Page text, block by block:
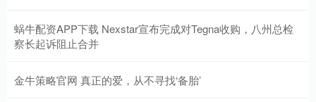
蜗牛配资APP下载 Nexstar宣布完成对Tegna收购，八州总检
察长起诉阻止合并
金牛策略官网 真正的爱，从不寻找‘备胎’